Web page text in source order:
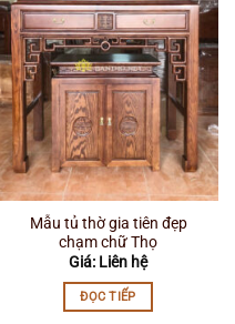
Mẫu tủ thờ gia tiên đẹp
chạm chữ Thọ
Giá: Liên hệ
ĐỌC TIẾP